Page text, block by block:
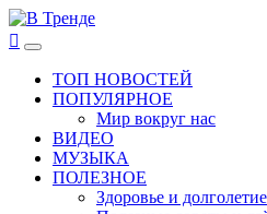
Перейти
к
содержимому
В Тренде
Самые свежие новости интернета
Основное
менюТОП НОВОСТЕЙ
ПОПУЛЯРНОЕ
Мир вокруг нас
ВИДЕО
МУЗЫКА
ПОЛЕЗНОЕ
Здоровье и долголетие